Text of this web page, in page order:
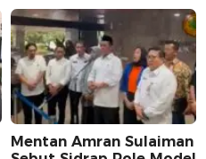
Mentan Amran Sulaiman